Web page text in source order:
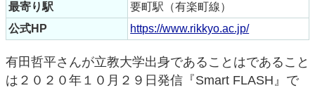
最寄り駅
要町駅（有楽町線）
公式HP
https://www.rikkyo.ac.jp/
有田哲平さんが立教大学出身であることはであること
は２０２０年１０月２９日発信『Smart FLASH』で